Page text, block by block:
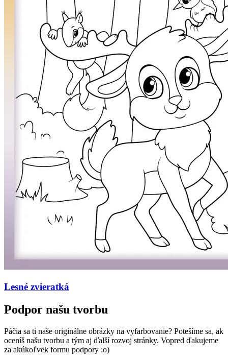
Lesné zvieratká
Podpor našu tvorbu
Páčia sa ti naše originálne obrázky na vyfarbovanie? Potešíme sa, ak
oceníš našu tvorbu a tým aj ďalší rozvoj stránky. Vopred ďakujeme
za akúkoľvek formu podpory :o)